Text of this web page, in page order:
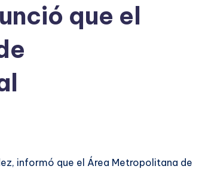
que el
informó que el Área Metropolitana de